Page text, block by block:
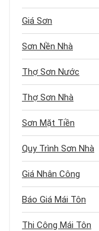
Giá Sơn
Sơn Nền Nhà
Thợ Sơn Nước
Thợ Sơn Nhà
Sơn Mặt Tiền
Quy Trình Sơn Nhà
Giá Nhân Công
Báo Giá Mái Tôn
Thi Công Mái Tôn